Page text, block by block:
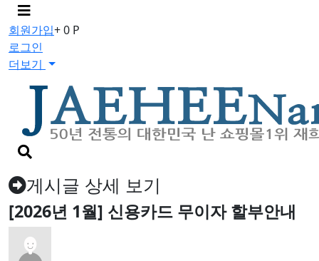
메
뉴
버
튼
회원가입+ 0 P
로그인
더보기
검
색
버
튼게시글 상세 보기
[2026년 1월] 신용카드 무이자 할부안내